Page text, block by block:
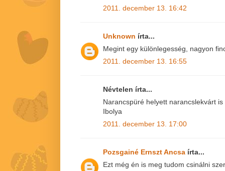
2011. december 13. 16:42
Unknown írta...
Megint egy különlegesség, nagyon
2011. december 13. 16:55
Névtelen írta...
Narancspüré helyett narancslekvárt
Ibolya
2011. december 13. 17:00
Pozsgainé Ernszt Ancsa írta...
Ezt még én is meg tudom csinálni